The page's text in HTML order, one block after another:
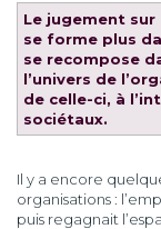
Le jugement
se forme plus
se recompose
l’univers de
de celle-ci, à
sociétaux.
Il y a encore
organisations :
puis regagnait